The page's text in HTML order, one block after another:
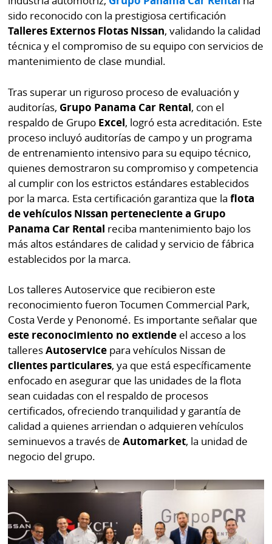
Buscador
Comunicados
Catálogos
Kiosko
digital
Luctuosas
RSS
Temas
Notas
al
lector
Buenas
prácticas
OTROS
SITIOS
Metro
Metro
Tienda
Panamá
Tus
Tiquetes
Cero
KM
Corprensa
Mi
Ellas
Club
La
Prensa
Busca
Fácil
⌾
Hoy
Hoy
Sábado
Picante
⌾
⌾
Tal
Cual
⌾
Sabrina
Sin
Censura
sido reconocido con la prestigiosa certificación
Talleres Externos Flotas Nissan, validando la calidad
técnica y el compromiso de su equipo con servicios de
mantenimiento de clase mundial.
Tras superar un riguroso proceso de evaluación y
auditorías, Grupo Panama Car Rental, con el
respaldo de Grupo Excel, logró esta acreditación. Este
proceso incluyó auditorías de campo y un programa
de entrenamiento intensivo para su equipo técnico,
quienes demostraron su compromiso y competencia
al cumplir con los estrictos estándares establecidos
por la marca. Esta certificación garantiza que laflota
de vehículos Nissan perteneciente a Grupo
Panama Car Rental reciba mantenimiento bajo los
más altos estándares de calidad y servicio de fábrica
establecidos por la marca.
Los talleres Autoservice que recibieron este
reconocimiento fueron Tocumen Commercial Park,
Costa Verde y Penonomé. Es importante señalar que
este reconocimiento no extiende el acceso a los
talleresAutoservice para vehículos Nissan de
clientes particulares, ya que está específicamente
enfocado en asegurar que las unidades de la flota
sean cuidadas con el respaldo de procesos
certificados, ofreciendo tranquilidad y garantía de
calidad a quienes arriendan o adquieren vehículos
seminuevos a través deAutomarket, la unidad de
negocio del grupo.